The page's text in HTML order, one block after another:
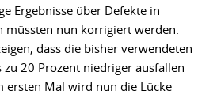
Ergebnisse über Defekte in
nun korrigiert werden.
dass die bisher verwendeten
20 Prozent niedriger ausfallen
ersten Mal wird nun die Lücke